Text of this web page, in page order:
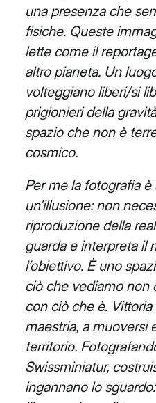
una presenza che
fisiche. Queste
lette come il
altro pianeta. Un
volteggiano liberi/si
prigionieri della
spazio che non è
cosmico.
Per me la fotografia
un’illusione: non
riproduzione della
guarda e interpreta il
l’obiettivo. È uno
ciò che vediamo non
con ciò che è.
maestria, a muoversi
territorio.
Swissminiatur,
ingannano lo